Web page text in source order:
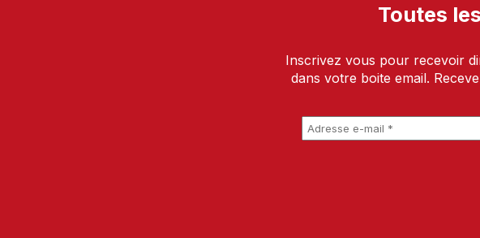
Toutes
Inscrivez vous pour recevoir
dans votre boite email.